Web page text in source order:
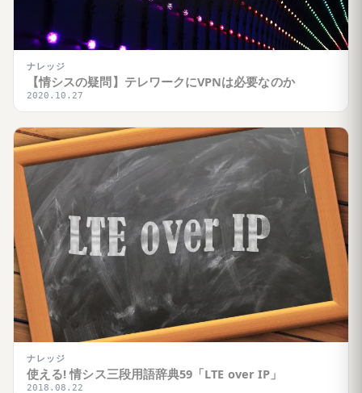
ナレッジ
【情シスの疑問】テレワークにVPNは必要なのか
2020.10.27
ナレッジ
使える! 情シス三段用語辞典59「LTE over IP」
2018.08.22